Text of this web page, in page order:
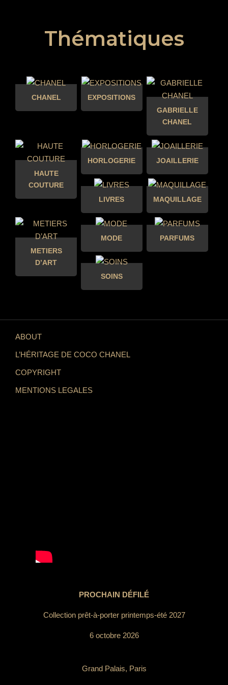
Thématiques
CHANEL
EXPOSITIONS
GABRIELLE
CHANEL
HAUTE
COUTURE
HORLOGERIE JOAILLERIE
LIVRES MAQUILLAGE
METIERS
D’ART
MODE PARFUMS
SOINS
ABOUT
L’HÉRITAGE DE COCO CHANEL
COPYRIGHT
MENTIONS LEGALES
PROCHAIN DÉFILÉ
Collection prêt-à-porter printemps-été 2027
6 octobre 2026
Grand Palais, Paris